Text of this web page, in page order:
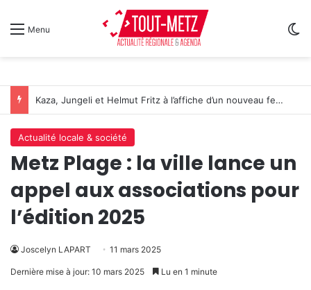
Menu
Kaza, Jungeli et Helmut Fritz à l’affiche d’un nouveau festival de musique à Amnéville
Actualité locale & société
Metz Plage : la ville lance un
appel aux associations pour
l’édition 2025
Joscelyn LAPART 11 mars 2025
Dernière mise à jour: 10 mars 2025 Lu en 1 minute